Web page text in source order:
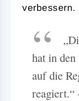
verbessern.
hat in
auf die